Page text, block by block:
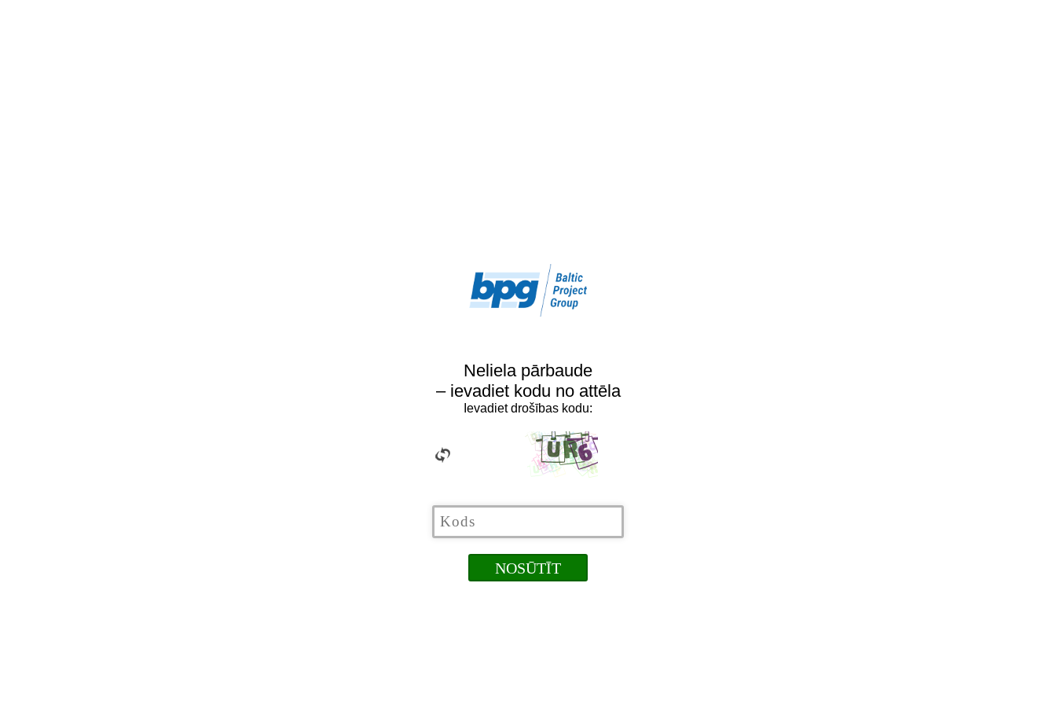
Neliela pārbaude
– ievadiet kodu no attēla
Ievadiet drošības kodu: